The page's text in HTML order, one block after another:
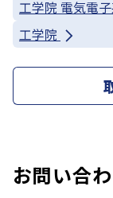
工学院 電気電
工学院
お問い合